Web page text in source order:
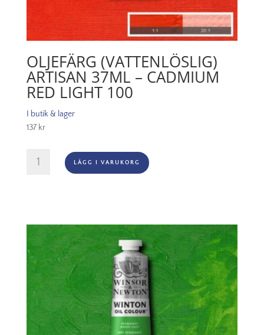
OLJEFÄRG (VATTENLÖSLIG)
ARTISAN 37ML – CADMIUM
RED LIGHT 100
I butik & lager
137kr
Oljefärg
(vattenlöslig)
Cadmium
light
100
LÄGG I VARUKORG